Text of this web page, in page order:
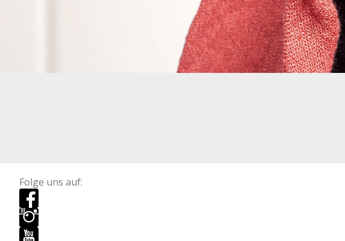
Folge uns auf: